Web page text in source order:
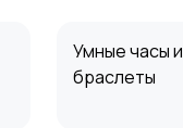
Умные часы и
браслеты